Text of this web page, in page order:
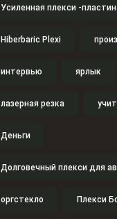
Усиленная плекси -
Hiberbaric Plexi
интервью ярлык
лазерная резка
Деньги
Долговечный плекси для
оргстекло Плекси